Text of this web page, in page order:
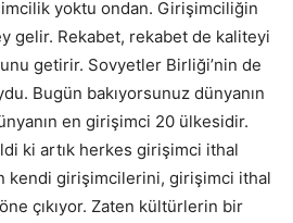
yoktu ondan. Girişimciliğin
gelir. Rekabet, rekabet de kaliteyi
getirir. Sovyetler Birliği’nin de
Bugün bakıyorsunuz dünyanın
en girişimci 20 ülkesidir.
ki artık herkes girişimci ithal
kendi girişimcilerini, girişimci ithal
çıkıyor. Zaten kültürlerin bir